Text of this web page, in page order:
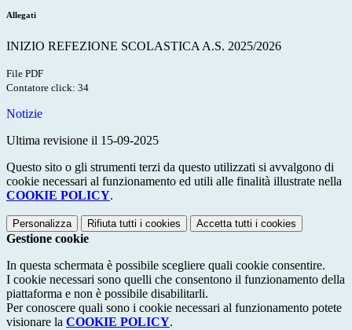
Allegati
INIZIO REFEZIONE SCOLASTICA A.S. 2025/2026
File PDF
Contatore click: 34
Notizie
Ultima revisione il 15-09-2025
Questo sito o gli strumenti terzi da questo utilizzati si avvalgono di
cookie necessari al funzionamento ed utili alle finalità illustrate nella
COOKIE POLICY.
Personalizza Rifiuta tutti i cookies Accetta tutti i cookies
Gestione cookie
In questa schermata è possibile scegliere quali cookie consentire.
I cookie necessari sono quelli che consentono il funzionamento della
piattaforma e non è possibile disabilitarli.
Per conoscere quali sono i cookie necessari al funzionamento potete
visionare la COOKIE POLICY.